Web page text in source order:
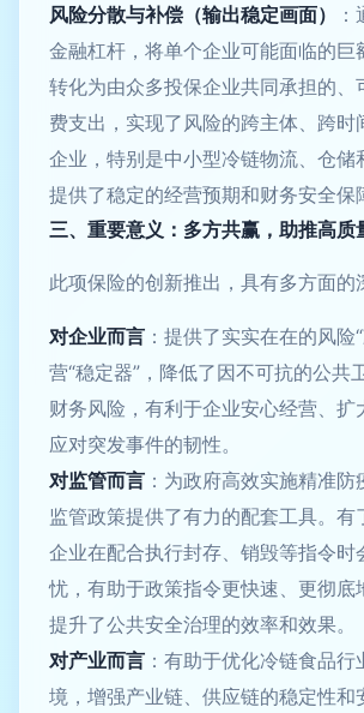
风险分散与补偿（输出稳定画面）
金融杠杆，将单个企业可能面临的巨
转化为由众多投保企业共同承担的、
费支出，实现了风险的跨主体、跨时
企业，特别是中小型冷链物流、仓储
提供了稳定的经营预期和财务安全保
三、重要意义：多方共赢，助推高质
此项保险的创新推出，具有多方面的
对企业而言 ：提供了实实在在的风险
营“稳定器”，降低了因不可抗的公共
财务风险，有利于企业安心经营、扩
应对突发事件的韧性。
对监管而言 ：为政府高效实施精准
监管政策提供了有力的配套工具。有
企业在配合执行封存、销毁等指令时
忧，有助于政策指令更快速、更彻底
提升了公共安全治理的效率和效果。
对产业而言 ：有助于优化冷链食品
境，增强产业链、供应链的稳定性和